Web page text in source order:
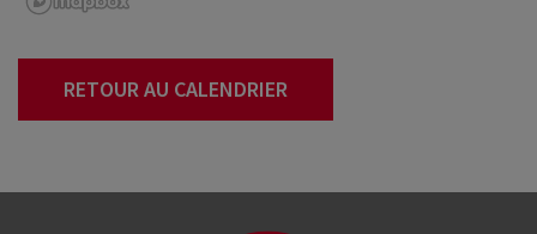
RETOUR AU CALENDRIER